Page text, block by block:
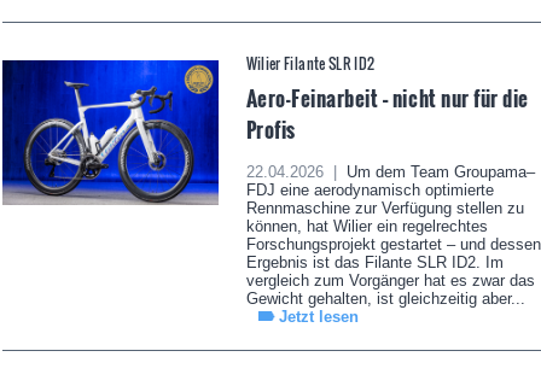
Wilier Filante SLR ID2
Aero-Feinarbeit – nicht nur für die
Profis
22.04.2026 |
Um dem Team Groupama–
FDJ eine aerodynamisch optimierte
Rennmaschine zur Verfügung stellen zu
können, hat Wilier ein regelrechtes
Forschungsprojekt gestartet – und dessen
Ergebnis ist das Filante SLR ID2. Im
vergleich zum Vorgänger hat es zwar das
Gewicht gehalten, ist gleichzeitig aber...
Jetzt lesen